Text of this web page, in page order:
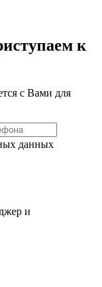
к
с Вами для
данных
и